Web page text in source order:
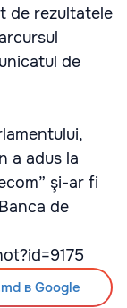
de rezultatele
de
a adus la
şi-ar fi
de
в Google